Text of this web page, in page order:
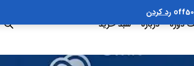
رد کردن
دوره درباره سبد خرید